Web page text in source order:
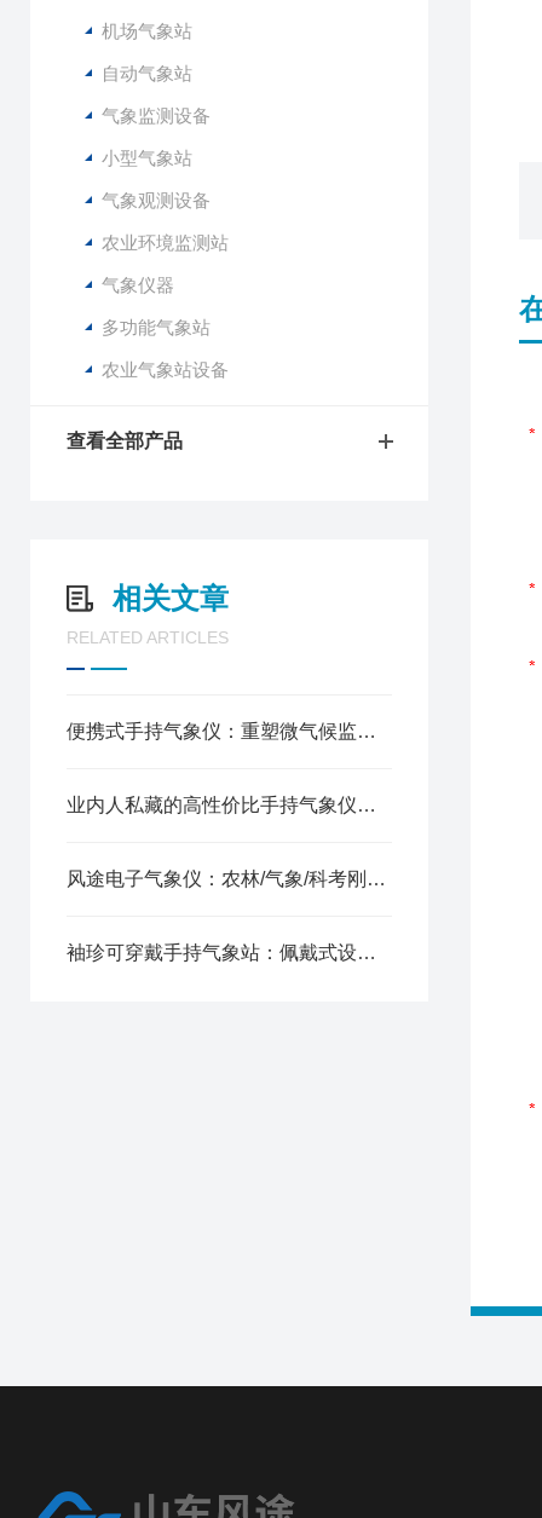
机场气象站
自动气象站
气象监测设备
小型气象站
气象观测设备
农业环境监测站
气象仪器
多功能气象站
农业气象站设备
查看全部产品
相关文章
RELATED ARTICLES
便携式手持气象仪：重塑微气候监测的移动实验室
业内人私藏的高性价比手持气象仪：精密传感+低功耗设计
风途电子气象仪：农林/气象/科考刚需神器
袖珍可穿戴手持气象站：佩戴式设计，解放双手随时读数